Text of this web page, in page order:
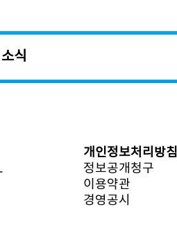
소식
개인정보처리방침
정보공개청구
이용약관
경영공시